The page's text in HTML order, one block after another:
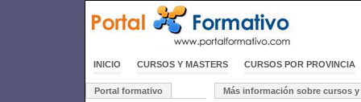
INICIO CURSOS Y MASTERS CURSOS POR PROVINCIA
Portal formativo Más información sobre cursos y